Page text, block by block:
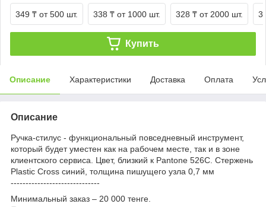
349 ₸ от 500 шт. 338 ₸ от 1000 шт. 328 ₸ от 2000 шт.
Купить
Описание Характеристики Доставка Оплата
Описание
Ручка-стилус - функциональный повседневный инструмент,
который будет уместен как на рабочем месте, так и в зоне
клиентского сервиса. Цвет, близкий к Pantone 526С. Стержень
Plastic Cross синий, толщина пишущего узла 0,7 мм
------------------------------
Минимальный заказ – 20 000 тенге.